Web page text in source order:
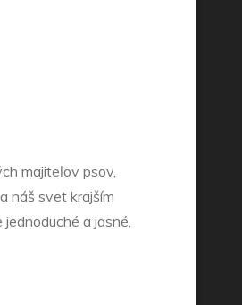
majiteľov psov,
náš svet krajším
a jasné,